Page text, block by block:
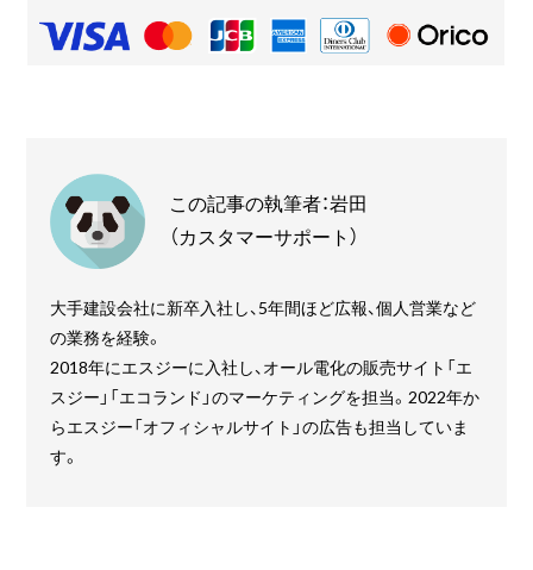
この記事の執筆者：岩田
（カスタマーサポート）
大手建設会社に新卒入社し、5年間ほど広報、個人営業など
の業務を経験。
2018年にエスジーに入社し、オール電化の販売サイト「エ
スジー」「エコランド」のマーケティングを担当。2022年か
らエスジー「オフィシャルサイト」の広告も担当していま
す。